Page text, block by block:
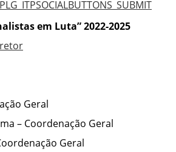
em Luta” 2022-2025
Geral
– Coordenação Geral
Geral